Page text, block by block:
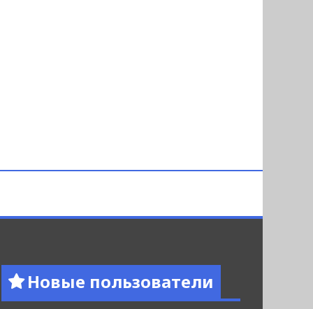
Новые пользователи